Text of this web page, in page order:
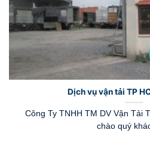
Dịch vụ vận tải TP
Công Ty TNHH TM DV Vận Tải
chào quý